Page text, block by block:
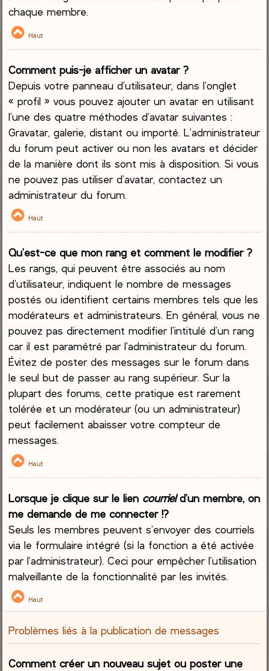
chaque membre.
Haut
Comment puis-je afficher un avatar ?
Depuis votre panneau d’utilisateur, dans l’onglet
« profil » vous pouvez ajouter un avatar en utilisant
l’une des quatre méthodes d’avatar suivantes :
Gravatar, galerie, distant ou importé. L’administrateur
du forum peut activer ou non les avatars et décider
de la manière dont ils sont mis à disposition. Si vous
ne pouvez pas utiliser d’avatar, contactez un
administrateur du forum.
Haut
Qu’est-ce que mon rang et comment le modifier ?
Les rangs, qui peuvent être associés au nom
d’utilisateur, indiquent le nombre de messages
postés ou identifient certains membres tels que les
modérateurs et administrateurs. En général, vous ne
pouvez pas directement modifier l’intitulé d’un rang
car il est paramétré par l’administrateur du forum.
Évitez de poster des messages sur le forum dans
le seul but de passer au rang supérieur. Sur la
plupart des forums, cette pratique est rarement
tolérée et un modérateur (ou un administrateur)
peut facilement abaisser votre compteur de
messages.
Haut
Lorsque je clique sur le lien courrield’un membre, on
me demande de me connecter !?
Seuls les membres peuvent s’envoyer des courriels
via le formulaire intégré (si la fonction a été activée
par l’administrateur). Ceci pour empêcher l’utilisation
malveillante de la fonctionnalité par les invités.
Haut
Problèmes liés à la publication de messages
Comment créer un nouveau sujet ou poster une